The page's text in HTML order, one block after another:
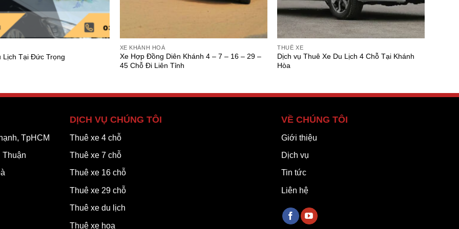
Lịch Tại Đức Trọng
XE KHÁNH HOÀ
Xe Hợp Đồng Diên Khánh 4 – 7 – 16 – 29 –
45 Chỗ Đi Liên Tỉnh
THUÊ XE
Dịch vụ Thuê Xe Du Lịch 4 Chỗ Tại Khánh
Hòa
TpHCM
Thuận
DỊCH VỤ CHÚNG TÔI
Thuê xe 4 chỗ
Thuê xe 7 chỗ
Thuê xe 16 chỗ
Thuê xe 29 chỗ
Thuê xe du lịch
Thuê xe hoa
VỀ CHÚNG TÔI
Giới thiệu
Dịch vụ
Tin tức
Liên hệ